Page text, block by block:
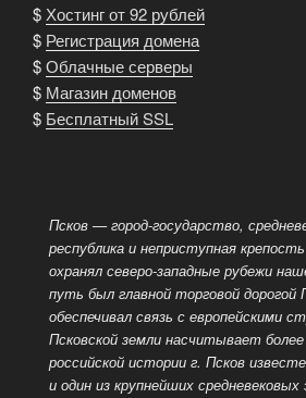
$ Хостинг от 92 рублей
$ Регистрация домена
$Облачные серверы
$ Магазин доменов
$ Бесплатный SSL
Псков — город-государство,
республика и неприступная
охранял северо-западные рубежи
путь был главной торговой дорогой
обеспечивал связь с европейскими
Псковской земли насчитывает
российской истории г. Псков
и один из крупнейших средневековых